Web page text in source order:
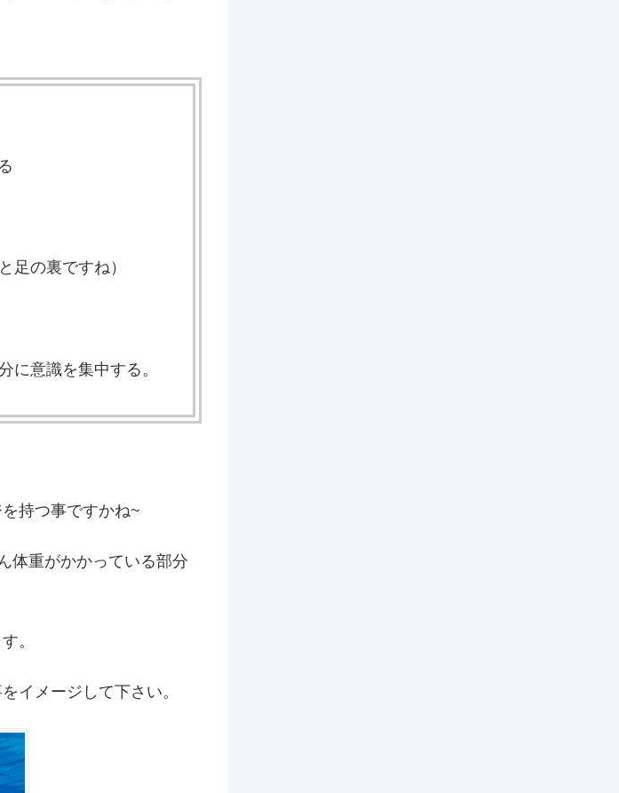
足の裏ですね）
に意識を集中する。
持つ事ですかね~
体重がかかっている部分
。
イメージして下さい。